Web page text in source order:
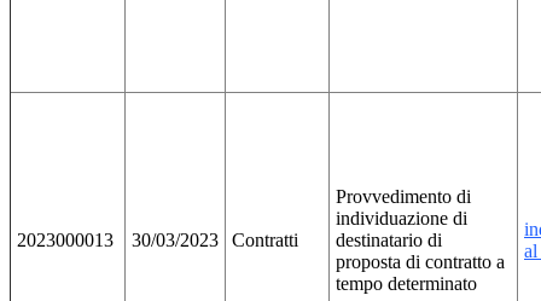
2023000013 30/03/2023 Contratti
Provvedimento di
individuazione di
destinatario di
proposta di contratto a
tempo determinato